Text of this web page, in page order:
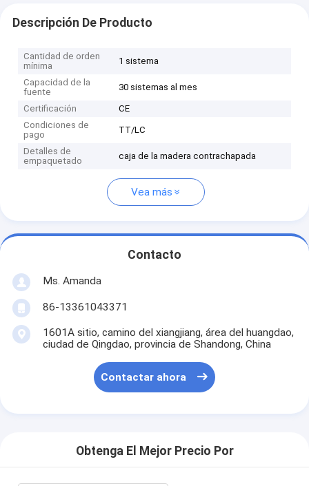
Descripción De Producto
Cantidad de orden
mínima
1 sistema
Capacidad de la
fuente
30 sistemas al mes
Certificación
CE
Condiciones de
pago
TT/LC
Detalles de
empaquetado
caja de la madera contrachapada
Vea más
Contacto
Ms. Amanda
86-13361043371
1601A sitio, camino del xiangjiang, área del huangdao,
ciudad de Qingdao, provincia de Shandong, China
Contactar ahora
Obtenga El Mejor Precio Por